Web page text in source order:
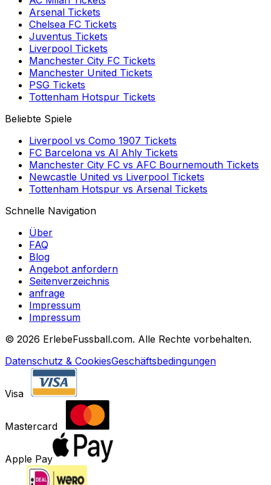
Arsenal Tickets
Chelsea FC Tickets
Juventus Tickets
Liverpool Tickets
Manchester City FC Tickets
Manchester United Tickets
PSG Tickets
Tottenham Hotspur Tickets
Beliebte Spiele
Liverpool vs Como 1907 Tickets
FC Barcelona vs Al Ahly Tickets
Manchester City FC vs AFC Bournemouth Tickets
Newcastle United vs Liverpool Tickets
Tottenham Hotspur vs Arsenal Tickets
Schnelle Navigation
Über
FAQ
Blog
Angebot anfordern
Seitenverzeichnis
anfrage
Impressum
Impressum
© 2026 ErlebeFussball.com. Alle Rechte vorbehalten.
Datenschutz & CookiesGeschäftsbedingungen
Visa
Mastercard
Apple Pay